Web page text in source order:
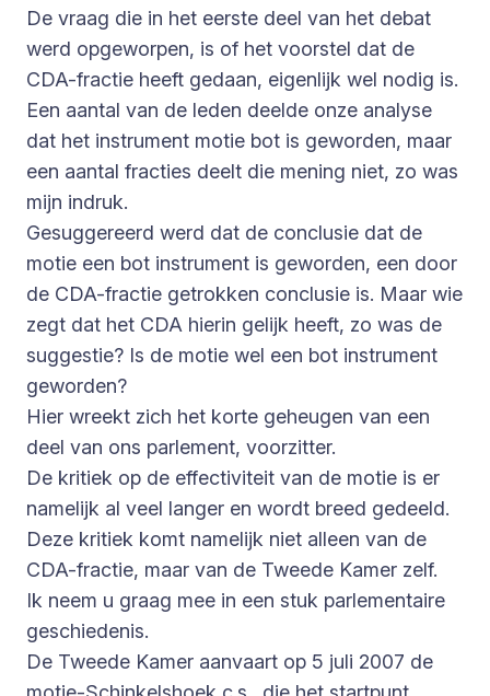
De vraag die in het eerste deel van het debat
werd opgeworpen, is of het voorstel dat de
CDA-fractie heeft gedaan, eigenlijk wel nodig is.
Een aantal van de leden deelde onze analyse
dat het instrument motie bot is geworden, maar
een aantal fracties deelt die mening niet, zo was
mijn indruk.
Gesuggereerd werd dat de conclusie dat de
motie een bot instrument is geworden, een door
de CDA-fractie getrokken conclusie is. Maar wie
zegt dat het CDA hierin gelijk heeft, zo was de
suggestie? Is de motie wel een bot instrument
geworden?
Hier wreekt zich het korte geheugen van een
deel van ons parlement, voorzitter.
De kritiek op de effectiviteit van de motie is er
namelijk al veel langer en wordt breed gedeeld.
Deze kritiek komt namelijk niet alleen van de
CDA-fractie, maar van de Tweede Kamer zelf.
Ik neem u graag mee in een stuk parlementaire
geschiedenis.
De Tweede Kamer aanvaart op 5 juli 2007 de